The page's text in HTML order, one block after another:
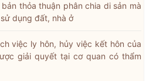
thỏa thuận phân chia di sản mà
dụng đất, nhà ở
việc ly hôn, hủy việc kết hôn của
giải quyết tại cơ quan có thẩm